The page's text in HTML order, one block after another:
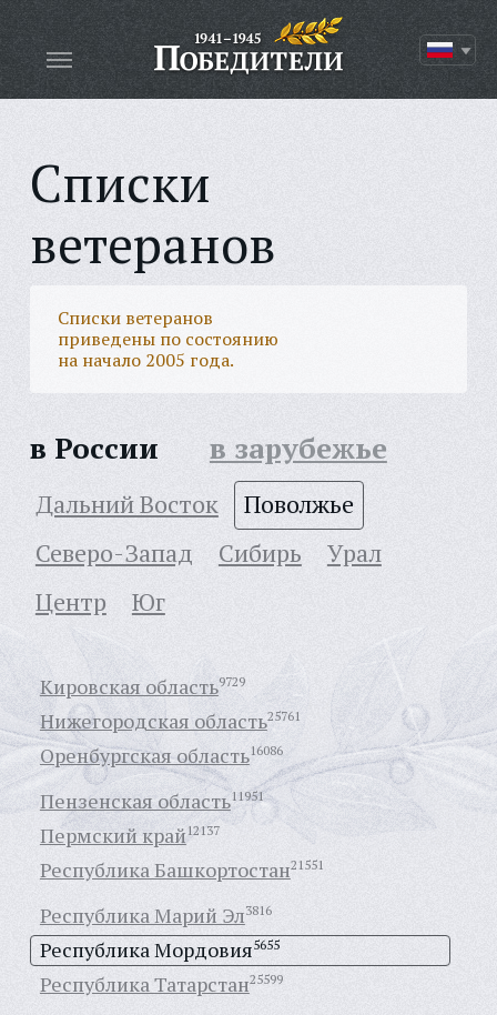
Списки
ветеранов
Списки ветеранов
приведены по состоянию
на начало 2005 года.
в России в зарубежье
Дальний Восток
Поволжье
Северо-Запад
Сибирь
Урал
Центр
Юг
Кировская область9729
Нижегородская область25761
Оренбургская область16086
Пензенская область11951
Пермский край 12137
Республика Башкортостан21551
Республика Марий Эл3816
Республика Мордовия5655
Республика Татарстан25599